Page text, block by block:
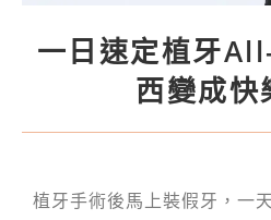
一日速定植牙
西變成快
植牙手術後馬上裝假牙，一